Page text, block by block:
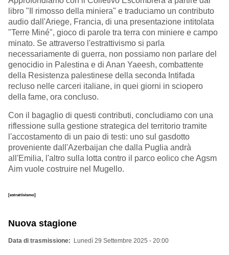
libro "Il rimosso della miniera" e traduciamo un contributo
audio dall'Ariege, Francia, di una presentazione intitolata
"Terre Miné", gioco di parole tra terra con miniere e campo
minato. Se attraverso l'estrattivismo si parla
necessariamente di guerra, non possiamo non parlare del
genocidio in Palestina e di Anan Yaeesh, combattente
della Resistenza palestinese della seconda Intifada
recluso nelle carceri italiane, in quei giorni in sciopero
della fame, ora concluso.
Con il bagaglio di questi contributi, concludiamo con una
riflessione sulla gestione strategica del territorio tramite
l'accostamento di un paio di testi: uno sul gasdotto
proveniente dall'Azerbaijan che dalla Puglia andrà
all'Emilia, l'altro sulla lotta contro il parco eolico che Agsm
Aim vuole costruire nel Mugello.
[estrattivismo]
Nuova stagione
Data di trasmissione Lunedì 29 Settembre 2025 - 20:00